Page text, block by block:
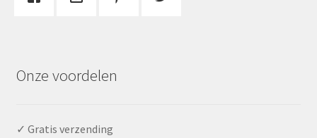
Onze voordelen
✓ Gratis verzending